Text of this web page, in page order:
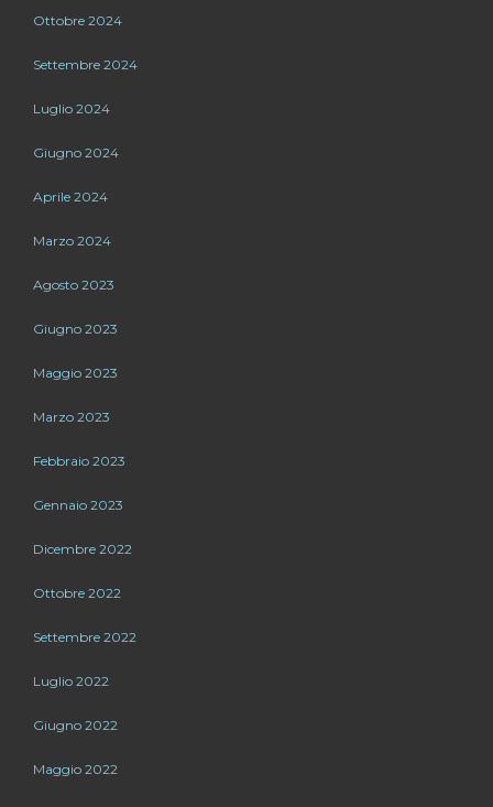
Ottobre 2024
Settembre 2024
Luglio 2024
Giugno 2024
Aprile 2024
Marzo 2024
Agosto 2023
Giugno 2023
Maggio 2023
Marzo 2023
Febbraio 2023
Gennaio 2023
Dicembre 2022
Ottobre 2022
Settembre 2022
Luglio 2022
Giugno 2022
Maggio 2022